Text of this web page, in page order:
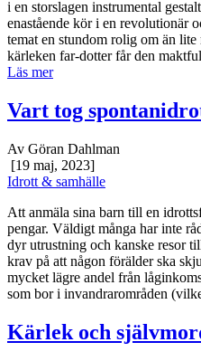
i en storslagen instrumental
enastående kör i en revolutionär
temat en stundom rolig om än
kärleken far-dotter får den
Läs mer
Vart tog
Av Göran Dahlman
[19 maj, 2023]
Idrott & samhälle
Att anmäla sina barn till en
pengar. Väldigt många har inte
dyr utrustning och kanske resor
krav på att någon förälder ska
mycket lägre andel från
som bor i invandrarområden
Kärlek och